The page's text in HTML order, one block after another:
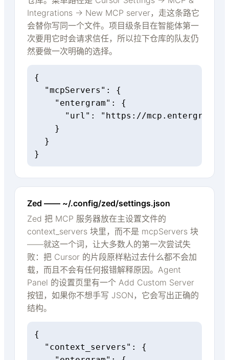
Integrations → New MCP server，走这条路它
会替你写同一个文件。项目级条目在智能体第一
次要用它时会请求信任，所以拉下仓库的队友仍
然要做一次明确的选择。
{
  "mcpServers": {
    "entergram": {
"url": "https://
    }
  }
}
Zed —— ~/.config/zed/settings.json
Zed 把 MCP 服务器放在主设置文件的
context_servers 块里，而不是 mcpServers 块
——就这一个词，让大多数人的第一次尝试失
败：把 Cursor 的片段原样粘过去什么都不会加
载，而且不会有任何报错解释原因。Agent
Panel 的设置页里有一个 Add Custom Server
按钮，如果你不想手写 JSON，它会写出正确的
结构。
{
  "context_servers": {